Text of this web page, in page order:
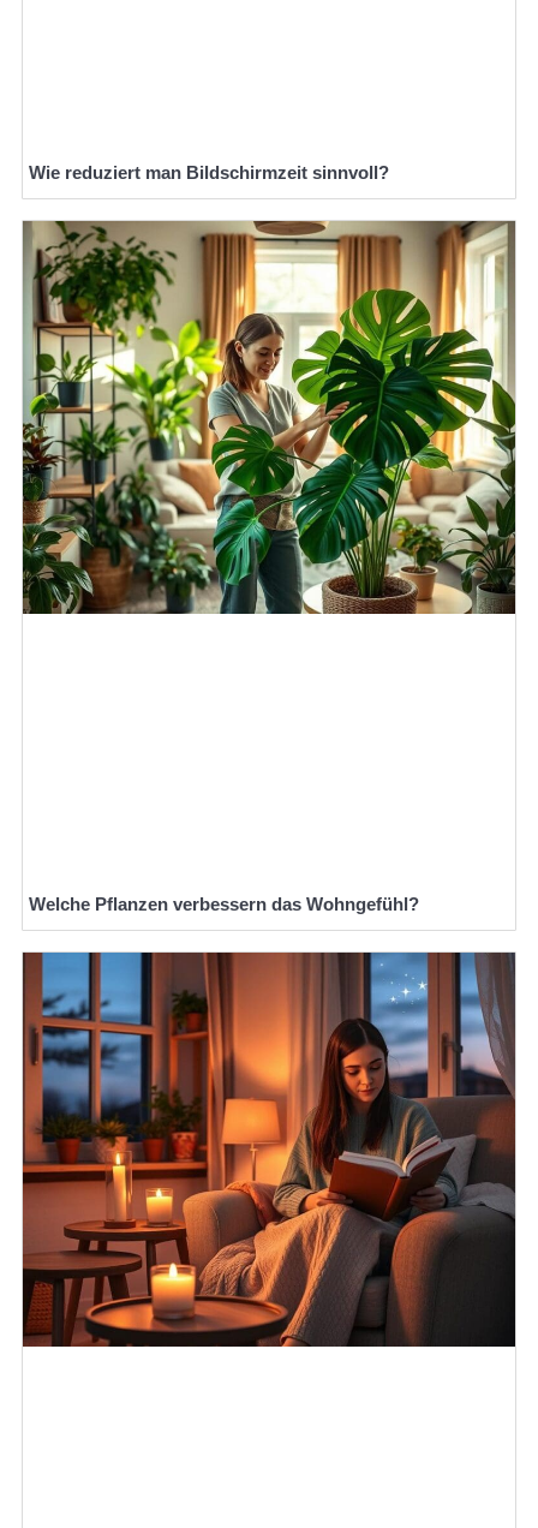
Wie reduziert man Bildschirmzeit sinnvoll?
Welche Pflanzen verbessern das Wohngefühl?